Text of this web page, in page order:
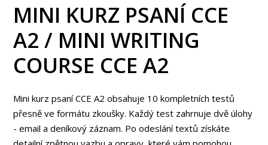
MINI KURZ PSANÍ CCE
A2 / MINI WRITING
COURSE CCE A2
Mini kurz psaní CCE A2 obsahuje 10 kompletních testů
přesně ve formátu zkoušky. Každý test zahrnuje dvě úlohy
- email a deníkový záznam. Po odeslání textů získáte